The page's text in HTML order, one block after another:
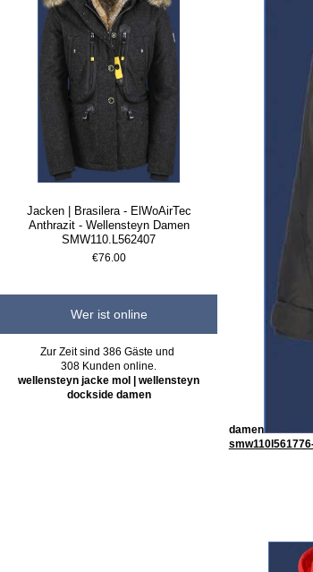
Jacken | Brasilera - ElWoAirTec
Anthrazit - Wellensteyn Damen
SMW110.L562407
€76.00
Wer ist online
Zur Zeit sind 386 Gäste und
308 Kunden online.
wellensteyn jacke mol | wellensteyn
dockside damen
damen